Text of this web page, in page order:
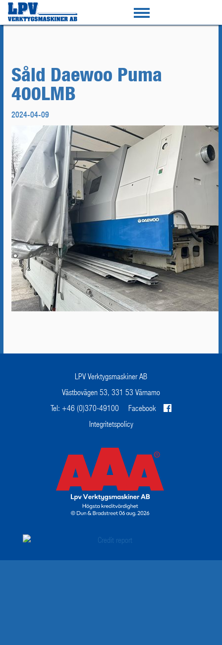
Såld Daewoo Puma
400LMB
2024-04-09
LPV Verktygsmaskiner AB
Västbovägen 53, 331 53 Värnamo
Tel: +46 (0)370-49100
Facebook
Integritetspolicy